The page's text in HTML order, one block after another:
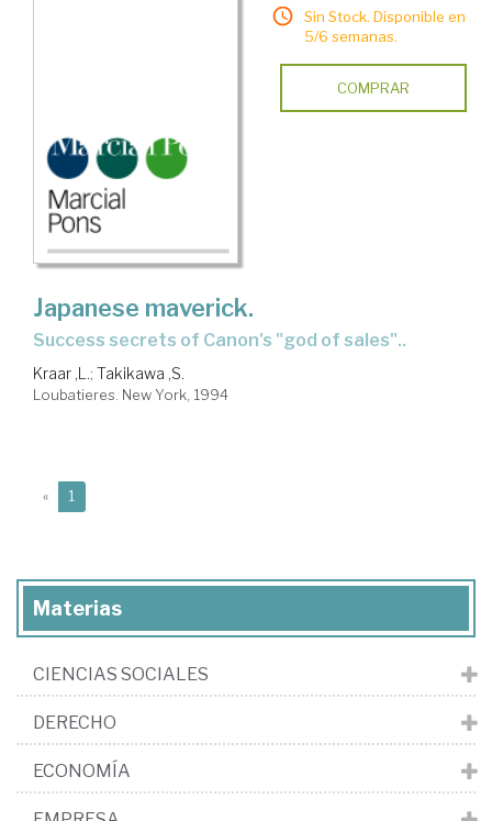
Sin Stock. Disponible en
5/6 semanas.
COMPRAR
Japanese maverick.
Success secrets of Canon's "god of sales"..
Kraar ,L.; Takikawa ,S.
Loubatieres. New York, 1994
« 1
Materias
CIENCIAS SOCIALES
DERECHO
ECONOMÍA